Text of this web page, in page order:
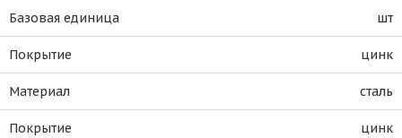
Базовая единица шт
Покрытие цинк
Материал сталь
Покрытие цинк